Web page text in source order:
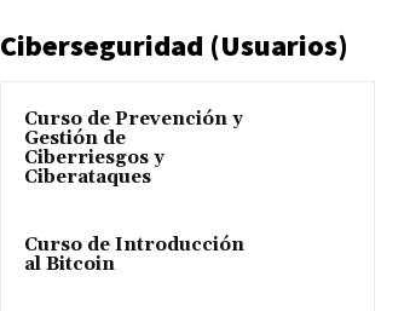
Ciberseguridad (Usuarios)
Curso de Prevención y
Gestión de
Ciberriesgos y
Ciberataques
Curso de Introducción
al Bitcoin